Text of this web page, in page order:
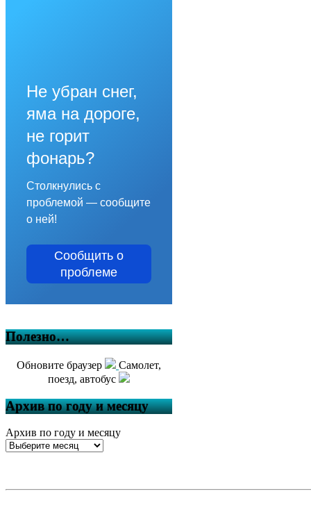
Не убран снег,
яма на дороге,
не горит
фонарь?
Столкнулись с
проблемой — сообщите
о ней!
Сообщить о
проблеме
Полезно…
Обновите браузер
Самолет,
поезд, автобус
Архив по году и месяцу
Архив по году и месяцу